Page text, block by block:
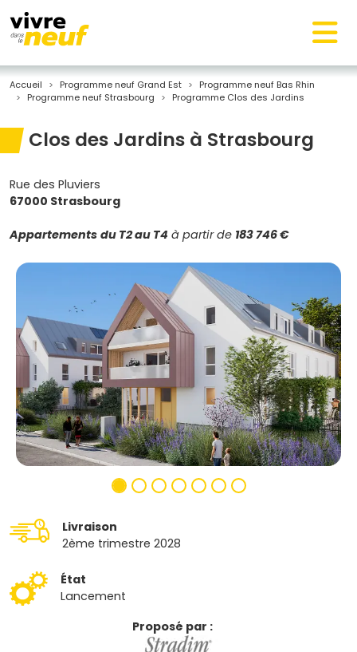
Accueil Programme neuf Grand Est
Programme neuf Bas Rhin
Programme neuf Strasbourg
Programme Clos des Jardins
Clos des Jardins à Strasbourg
Rue des Pluviers
67000 Strasbourg
Appartements du T2 au T4 à partir de 183 746 €
Livraison
2ème trimestre 2028
État
Lancement
Proposé par :